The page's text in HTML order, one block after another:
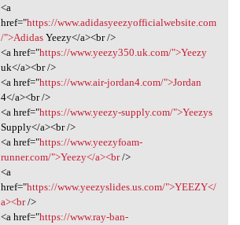
<a
href="https://www.adidasyeezyofficialwebsite.com
/">AdidasYeezy</a><br />
<a href="https://www.yeezy350.uk.com/">Yeezy
uk</a><br />
<a href="https://www.air-jordan4.com/">Jordan
4</a><br />
<a href="https://www.yeezy-supply.com/">Yeezys
Supply</a><br />
<a href="https://www.yeezyfoam-
runner.com/">Yeezy</a><br/>
<a
href="https://www.yeezyslides.us.com/">YEEZY</
a><br/>
<a href="https://www.ray-ban-